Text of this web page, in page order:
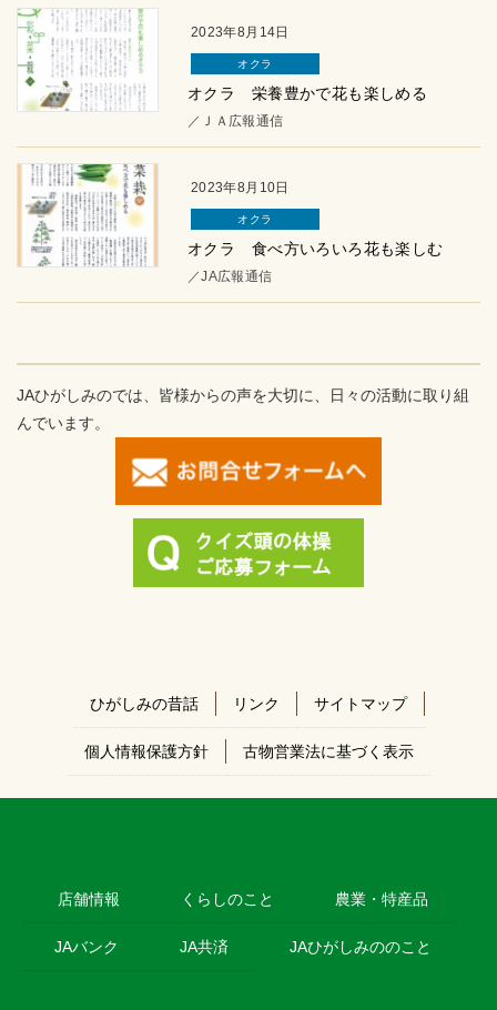
2023年8月14日
オクラ
オクラ 栄養豊かで花も楽しめる
／ＪＡ広報通信
2023年8月10日
オクラ
オクラ 食べ方いろいろ花も楽しむ
／JA広報通信
JAひがしみのでは、皆様からの声を大切に、日々の活動に取り組
んでいます。
ひがしみの昔話 リンク サイトマップ
個人情報保護方針 古物営業法に基づく表示
店舗情報 くらしのこと 農業・特産品
JAバンク JA共済 JAひがしみののこと